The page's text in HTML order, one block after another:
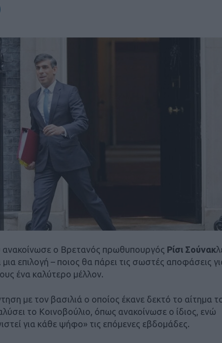
ανακοίνωσε ο Βρετανός πρωθυπουργός Ρίσι Σούνακ
μια επιλογή – ποιος θα πάρει τις σωστές αποφάσεις
ένα καλύτερο μέλλον.
με τον βασιλιά ο οποίος έκανε δεκτό το αίτημα
το Κοινοβούλιο, όπως ανακοίνωσε ο ίδιος, ενώ
για κάθε ψήφο» τις επόμενες εβδομάδες.